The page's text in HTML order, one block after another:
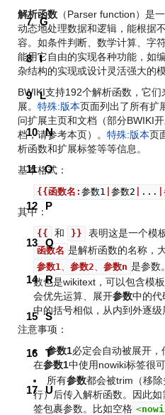
解析函数 （Parser function）是
动态地处理数据和逻辑，能根据
容。如条件判断、数学计算、字
能用它自由的实现各种功能，如
杂结构的实现或设计灵活强大的模
BWIKI支持192个解析函数，它们
展。 特殊:版本页面列出了所有扩
问扩展主页和文档（部分BWIKI
档，请参考本页）。 特殊:版本页
析函数和扩展标签等等信息。
基本格式：
{{函数名:参数1 |参数2 ... |
其中：
{{ 和 }} 表明这是一个模
函数名 是解析函数的名称，
参数1、参数2、参数n 是参数
数也是wikitext，可以包含模
会优先运算、展开参数中的代
中的括号相似，从内到外逐级
注意事项：
参数1必定会自动被展开，
在参数1中使用nowiki标签很
所有参数都会被trim（移
行）后传入解析函数。因此
签包裹参数。比如空格 <
7 G
8 I
9 L
10 N
11 O
12 P
13 Q
14 R
15 S
16 T
17 U